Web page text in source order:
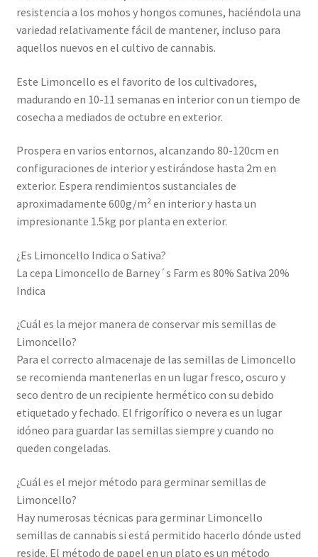
resistencia a los mohos y hongos comunes, haciéndola una
variedad relativamente fácil de mantener, incluso para
aquellos nuevos en el cultivo de cannabis.
Este Limoncello es el favorito de los cultivadores,
madurando en 10-11 semanas en interior con un tiempo de
cosecha a mediados de octubre en exterior.
Prospera en varios entornos, alcanzando 80-120cm en
configuraciones de interior y estirándose hasta 2m en
exterior. Espera rendimientos sustanciales de
aproximadamente 600g/m² en interior y hasta un
impresionante 1.5kg por planta en exterior.
¿Es Limoncello Indica o Sativa?
La cepa Limoncello de Barney´s Farm es 80% Sativa 20%
Indica
¿Cuál es la mejor manera de conservar mis semillas de
Limoncello?
Para el correcto almacenaje de las semillas de Limoncello
se recomienda mantenerlas en un lugar fresco, oscuro y
seco dentro de un recipiente hermético con su debido
etiquetado y fechado. El frigorífico o nevera es un lugar
idóneo para guardar las semillas siempre y cuando no
queden congeladas.
¿Cuál es el mejor método para germinar semillas de
Limoncello?
Hay numerosas técnicas para germinar Limoncello
semillas de cannabis si está permitido hacerlo dónde usted
reside. El método de papel en un plato es un método